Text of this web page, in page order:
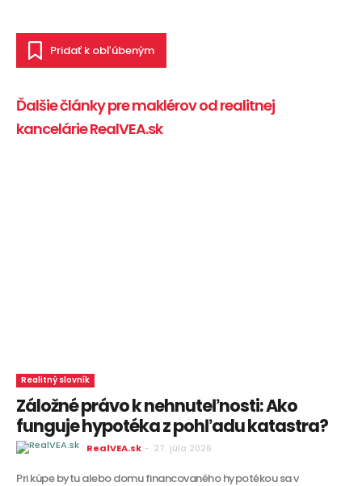
Pridať k obľúbeným
Ďalšie články pre maklérov od realitnej
kancelárie RealVEA.sk
Realitný slovník
Záložné právo k nehnuteľnosti: Ako
funguje hypotéka z pohľadu katastra?
RealVEA.sk - 27. júla 2026
Pri kúpe bytu alebo domu financovaného hypotékou sa v